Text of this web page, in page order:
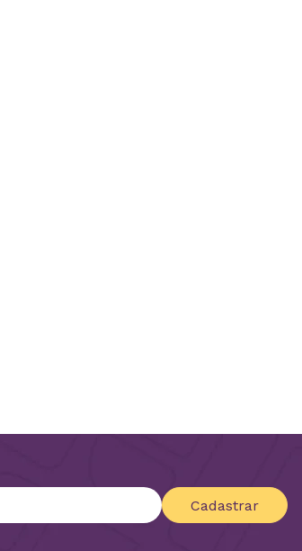
Cadastrar